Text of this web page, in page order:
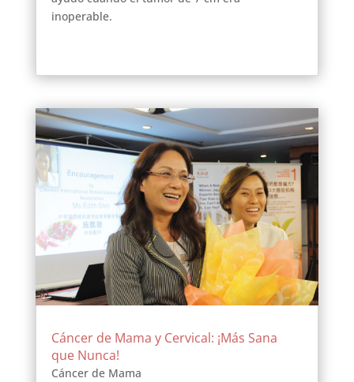
inoperable.
Cáncer de Mama y Cervical: ¡Más Sana
que Nunca!
Cáncer de Mama